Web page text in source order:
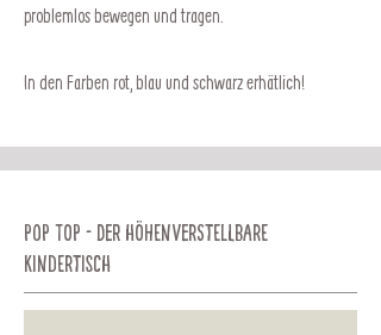
problemlos bewegen und tragen.
In den Farben rot, blau und schwarz erhätlich!
Pop Top - der höhenverstellbare
KinderTisch